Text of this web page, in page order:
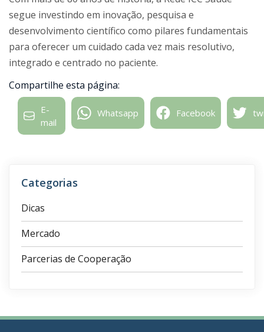
segue investindo em inovação, pesquisa e
desenvolvimento científico como pilares fundamentais
para oferecer um cuidado cada vez mais resolutivo,
integrado e centrado no paciente.
Compartilhe esta página:
E-
mail
Whatsapp Facebook
Categorias
Dicas
Mercado
Parcerias de Cooperação